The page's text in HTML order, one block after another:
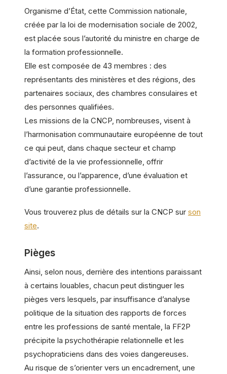
Organisme d’État, cette Commission nationale,
créée par la loi de modernisation sociale de 2002,
est placée sous l’autorité du ministre en charge de
la formation professionnelle.
Elle est composée de 43 membres : des
représentants des ministères et des régions, des
partenaires sociaux, des chambres consulaires et
des personnes qualifiées.
Les missions de la CNCP, nombreuses, visent à
l’harmonisation communautaire européenne de tout
ce qui peut, dans chaque secteur et champ
d’activité de la vie professionnelle, offrir
l’assurance, ou l’apparence, d’une évaluation et
d’une garantie professionnelle.
Vous trouverez plus de détails sur la CNCP sur son
site.
Pièges
Ainsi, selon nous, derrière des intentions paraissant
à certains louables, chacun peut distinguer les
pièges vers lesquels, par insuffisance d’analyse
politique de la situation des rapports de forces
entre les professions de santé mentale, la FF2P
précipite la psychothérapie relationnelle et les
psychopraticiens dans des voies dangereuses.
Au risque de s’orienter vers un encadrement, une